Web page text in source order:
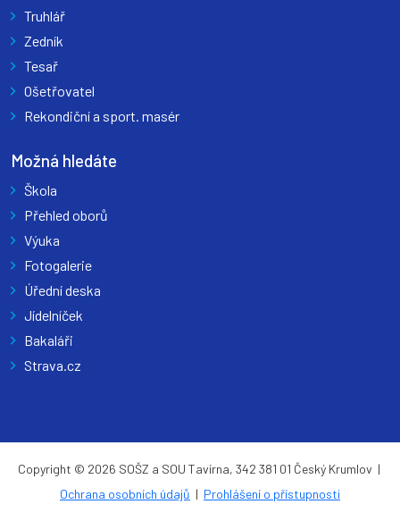
Truhlář
Zedník
Tesař
Ošetřovatel
Rekondiční a sport. masér
Možná hledáte
Škola
Přehled oborů
Výuka
Fotogalerie
Úřední deska
Jídelníček
Bakaláři
Strava.cz
Copyright © 2026 SOŠZ a SOU Tavírna, 342 381 01 Český Krumlov |
Ochrana osobních údajů | Prohlášení o přístupnosti